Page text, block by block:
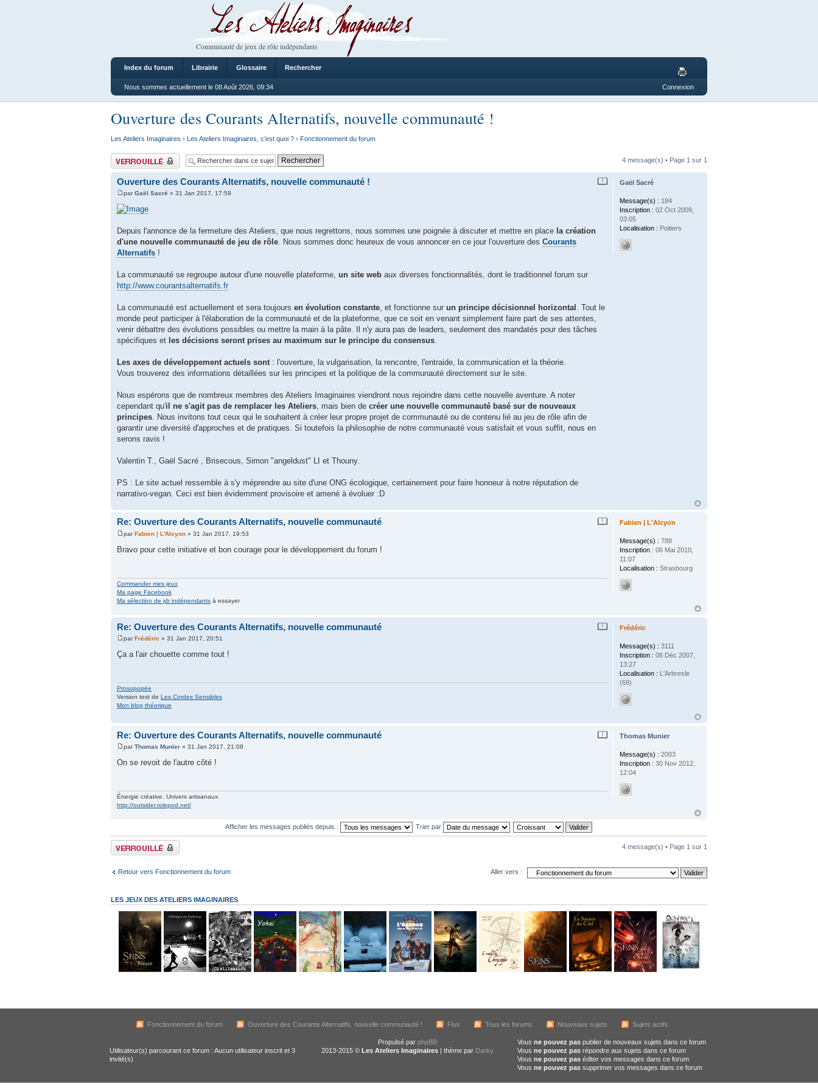
Les Ateliers Imaginaires
Communauté de jeux de rôle indépendants
Index du forum Librairie Glossaire Rechercher
Nous sommes actuellement le 08 Août 2026, 09:34 Connexion
Ouverture des Courants Alternatifs, nouvelle communauté !
Les Ateliers Imaginaires › Les Ateliers Imaginaires, c’est quoi ? › Fonctionnement du forum
Sujet verrouillé 4 message(s) • Page 1 sur 1
Ouverture des Courants Alternatifs, nouvelle communauté !
parGaël Sacré » 31 Jan 2017, 17:59
Depuis l'annonce de la fermeture des Ateliers, que nous regrettons, nous sommes une poignée à discuter et mettre en place la création
d'une nouvelle communauté de jeu de rôle. Nous sommes donc heureux de vous annoncer en ce jour l'ouverture des Courants
Alternatifs !
La communauté se regroupe autour d'une nouvelle plateforme, un site web aux diverses fonctionnalités, dont le traditionnel forum sur
http://www.courantsalternatifs.fr
La communauté est actuellement et sera toujours en évolution constante, et fonctionne sur un principe décisionnel horizontal . Tout le
monde peut participer à l'élaboration de la communauté et de la plateforme, que ce soit en venant simplement faire part de ses attentes,
venir débattre des évolutions possibles ou mettre la main à la pâte. Il n'y aura pas de leaders, seulement des mandatés pour des tâches
spécifiques et les décisions seront prises au maximum sur le principe du consensus.
Les axes de développement actuels sont: l'ouverture, la vulgarisation, la rencontre, l'entraide, la communication et la théorie.
Vous trouverez des informations détaillées sur les principes et la politique de la communauté directement sur le site.
Nous espérons que de nombreux membres des Ateliers Imaginaires viendront nous rejoindre dans cette nouvelle aventure. A noter
cependant qu'il ne s'agit pas de remplacer les Ateliers, mais bien de créer une nouvelle communauté basé sur de nouveaux
principes. Nous invitons tout ceux qui le souhaitent à créer leur propre projet de communauté ou de contenu lié au jeu de rôle afin de
garantir une diversité d'approches et de pratiques. Si toutefois la philosophie de notre communauté vous satisfait et vous suffit, nous en
serons ravis !
Valentin T., Gaël Sacré , Brisecous, Simon "angeldust" LI et Thouny.
PS : Le site actuel ressemble à s'y méprendre au site d'une ONG écologique, certainement pour faire honneur à notre réputation de
narrativo-vegan. Ceci est bien évidemment provisoire et amené à évoluer :D
Gaël Sacré
Message(s) : 184
Inscription : 02 Oct 2009,
03:05
Localisation : Poitiers
Re: Ouverture des Courants Alternatifs, nouvelle communauté
parFabien | L'Alcyon » 31 Jan 2017, 19:53
Bravo pour cette initiative et bon courage pour le développement du forum !
Commander mes jeux
Ma page Facebook
Ma sélection de jdr indépendants à essayer
Fabien | L'Alcyon
Message(s) : 788
Inscription : 06 Mai 2010,
11:07
Localisation : Strasbourg
Re: Ouverture des Courants Alternatifs, nouvelle communauté
parFrédéric » 31 Jan 2017, 20:51
Ça a l'air chouette comme tout !
Prosopopée
Version test de Les Cordes Sensibles
Mon blog théorique
Frédéric
Message(s) : 3111
Inscription : 08 Déc 2007,
13:27
Localisation : L'Arbresle
(69)
Re: Ouverture des Courants Alternatifs, nouvelle communauté
parThomas Munier » 31 Jan 2017, 21:08
On se revoit de l'autre côté !
Énergie créative. Univers artisanaux.
http://outsider.rolepod.net/
Thomas Munier
Message(s) : 2003
Inscription : 30 Nov 2012,
12:04
Afficher les messages publiés depuis : Trier par
Sujet verrouillé 4 message(s) • Page 1 sur 1
Retour vers Fonctionnement du forum Aller vers :
LES JEUX DES ATELIERS IMAGINAIRES
Fonctionnement du forum Ouverture des Courants Alternatifs, nouvelle communauté ! Flux Tous les forums Nouveaux sujets Sujets actifs
Utilisateur(s) parcourant ce forum : Aucun utilisateur inscrit et 3
invité(s)
Vous ne pouvez paspublier de nouveaux sujets dans ce forum
Vous ne pouvez pasrépondre aux sujets dans ce forum
Vous ne pouvez paséditer vos messages dans ce forum
Vous ne pouvez passupprimer vos messages dans ce forum
Propulsé par phpBB
2013-2015 © Les Ateliers Imaginaires | thème par Darky